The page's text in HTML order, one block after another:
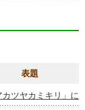
表題
ツヤカミキリ」に